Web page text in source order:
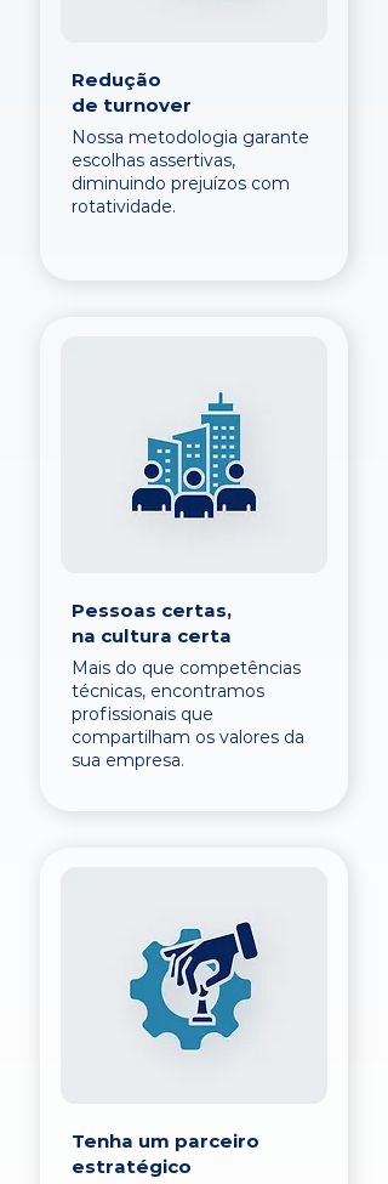
Redução
de turnover
Nossa metodologia garante
escolhas assertivas,
diminuindo prejuízos com
rotatividade.
Pessoas certas,
na cultura certa
Mais do que competências
técnicas, encontramos
profissionais que
compartilham os valores da
sua empresa.
Tenha um parceiro
estratégico